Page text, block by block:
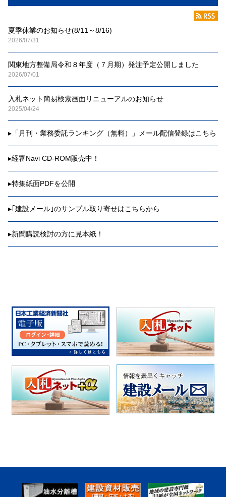
夏季休業のお知らせ(8/11～8/16)
2026/07/31
関東地方整備局令和８年度（７月期）発注予定公開しました
2026/07/01
入札ネット簡易検索画面リニューアルのお知らせ
2025/04/24
▸ 「月刊・業務委託ランキング（無料）」メール配信登録はこちら
▸経審Navi CD-ROM販売中！
▸特集紙面PDFを公開
▸ ｢建設メール｣のサンプル取り寄せはこちらから
▸新聞購読検討の方に見本紙！